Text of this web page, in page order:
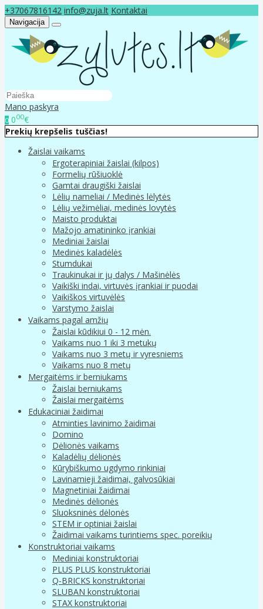
+37067816142 info@zuja.lt Kontaktai
Navigacija
Mano paskyra
0 000€
Prekių krepšelis tuščias!
Žaislai vaikams
Ergoterapiniai žaislai (kilpos)
Formelių rūšiuoklė
Gamtai draugiški žaislai
Lėlių nameliai / Medinės lėlytės
Lėlių vežimėliai, medinės lovytės
Maisto produktai
Mažojo amatininko įrankiai
Mediniai žaislai
Medinės kaladėlės
Stumdukai
Traukinukai ir jų dalys / Mašinėlės
Vaikiški indai, virtuvės įrankiai ir puodai
Vaikiškos virtuvėlės
Varstymo žaislai
Vaikams pagal amžių
Žaislai kūdikiui 0 - 12 mėn.
Vaikams nuo 1 iki 3 metukų
Vaikams nuo 3 metų ir vyresniems
Vaikams nuo 8 metų
Mergaitėms ir berniukams
Žaislai berniukams
Žaislai mergaitėms
Edukaciniai žaidimai
Atminties lavinimo žaidimai
Domino
Dėlionės vaikams
Kaladėlių dėlionės
Kūrybiškumo ugdymo rinkiniai
Lavinamieji žaidimai, galvosūkiai
Magnetiniai žaidimai
Medinės dėlionės
Sluoksninės dėlonės
STEM ir optiniai žaislai
Žaidimai vaikams turintiems spec. poreikių
Konstruktoriai vaikams
Mediniai konstruktoriai
PLUS PLUS konstruktoriai
Q-BRICKS konstruktoriai
SLUBAN konstruktoriai
STAX konstruktoriai